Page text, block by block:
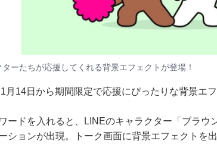
ーたちが応援してくれる背景エフェクトが登場！
月14日から期間限定で応援にぴったりな背景エ
ードを入れると、LINEのキャラクター「ブラウ
ションが出現。トーク画面に背景エフェクトを